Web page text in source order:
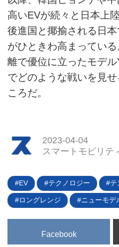
高いEVが続々と日本上
後進国と揶揄される日
がひときわ高まってい
離で優位に立ったモデ
でどのような戦いを見
ころだ。
2023-04-04
スマートモビリテ
EV テクノロジー テ
ロングレンジ ニューモデ
Facebook